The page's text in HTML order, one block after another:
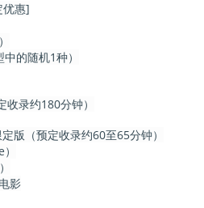
优惠]
的随机1种）
收录约180分钟）
版（预定收录约60至65分钟）
影